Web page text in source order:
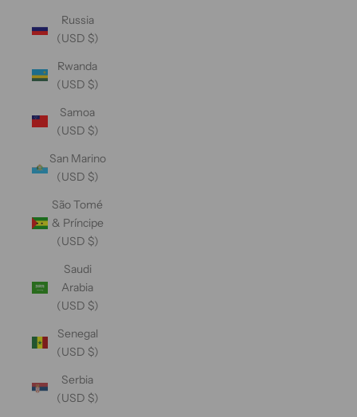
Russia
(USD $)
Rwanda
(USD $)
Samoa
(USD $)
San Marino
(USD $)
São Tomé
& Príncipe
(USD $)
Saudi
Arabia
(USD $)
Senegal
(USD $)
Serbia
(USD $)